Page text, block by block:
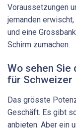
Voraussetzungen
jemanden
und eine
Schirm zumachen.
Wo sehen
für Schweizer
Das grösste
Geschäft. Es gibt
anbieten. Aber ein